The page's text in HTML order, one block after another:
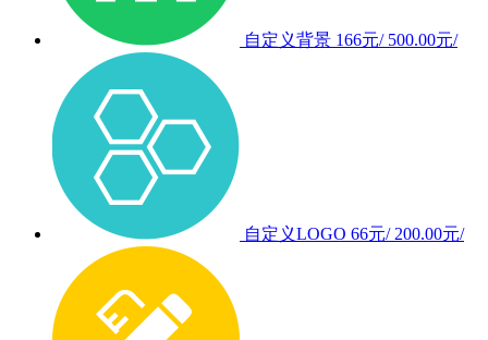
自定义背景 166元/ 500.00元/
自定义LOGO 66元/ 200.00元/